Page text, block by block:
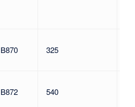
B870 325
B872 540